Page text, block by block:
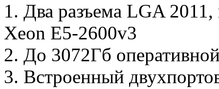
1. Два разъема LGA
Xeon E5-2600v3
2. До 3072Гб
3. Встроенный